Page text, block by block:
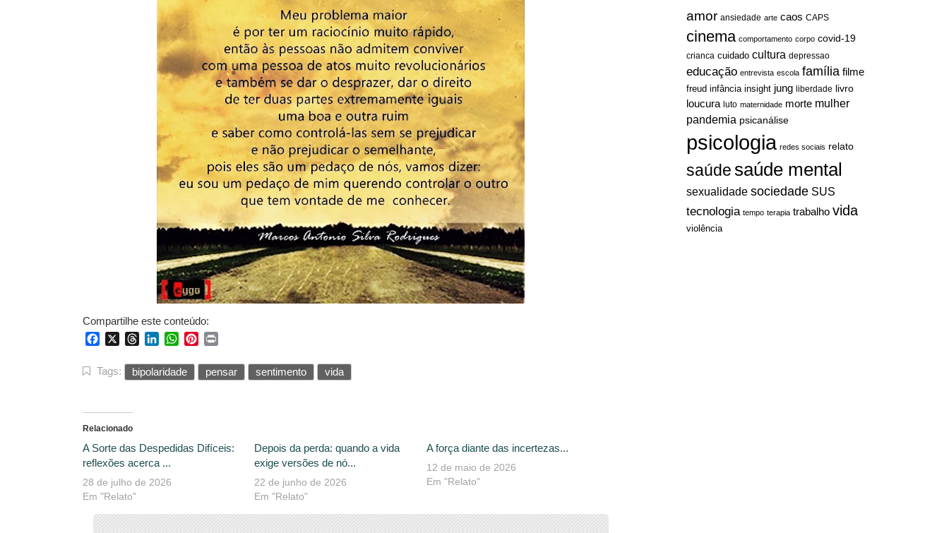
amor ansiedade arte caos CAPS
cinema comportamento corpo covid-19
crianca cuidado cultura depressao
educação entrevista escola família filme
freud infância insight jung liberdade livro
loucura luto maternidade morte mulher
pandemia psicanálise
psicologia redes sociais relato
saúdesaúde mental
sexualidade sociedade SUS
tecnologia tempo terapia trabalho vida
violência
Compartilhe este conteúdo:
FacebookThreadsLinkedInWhatsApp
Pinterest
Tags: bipolaridade pensar sentimento vida
Relacionado
A Sorte das Despedidas Difíceis:
reflexões acerca ...
28 de julho de 2026
Em "Relato"
Depois da perda: quando a vida
exige versões de nó...
22 de junho de 2026
Em "Relato"
A força diante das incertezas...
12 de maio de 2026
Em "Relato"